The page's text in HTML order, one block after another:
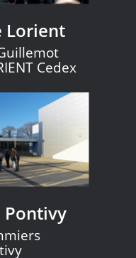
Lorient
Cedex
Pontivy